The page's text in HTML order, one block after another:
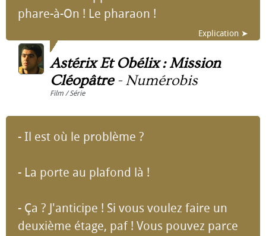
phare-à-On ! Le pharaon !
Explication ➤
Astérix Et Obélix : Mission
Cléopâtre- Numérobis
Film / Série
- Il est où le problème ?
- La porte au plafond là !
- Ça ? J'anticipe ! Si vous voulez faire un
deuxième étage, paf ! Vous pouvez parce